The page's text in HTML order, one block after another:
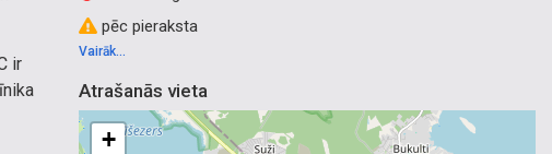
ir
pēc pieraksta
Vairāk...
Atrašanās vieta
+